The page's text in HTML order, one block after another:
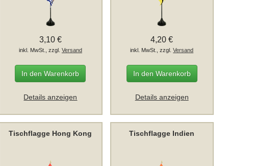
3,10 €
inkl. MwSt., zzgl. Versand
In den Warenkorb
Details anzeigen
4,20 €
inkl. MwSt., zzgl.Versand
In den Warenkorb
Details anzeigen
Tischflagge Hong Kong Tischflagge Indien